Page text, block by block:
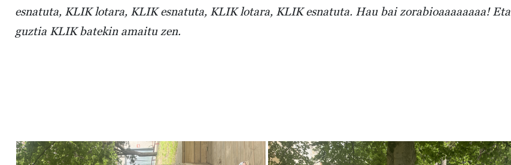
esnatuta, KLIK lotara, KLIK esnatuta, KLIK lotara, KLIK esnatuta. Hau bai zorabioaaaaaaaa! Eta
guztia KLIK batekin amaitu zen.